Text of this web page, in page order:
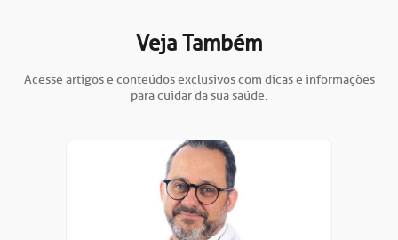
Veja Também
Acesse artigos e conteúdos exclusivos com dicas e informações
para cuidar da sua saúde.